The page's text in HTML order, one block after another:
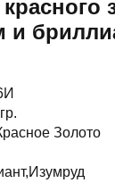
и
Золото